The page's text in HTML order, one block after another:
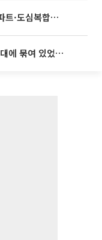
영끌 '주택공급' 대책 임박⋯비아파트·도심복합까지 총동원
천안 교회서 11세 아동 사망…“침대에 묶여 있었다” 진술 확보